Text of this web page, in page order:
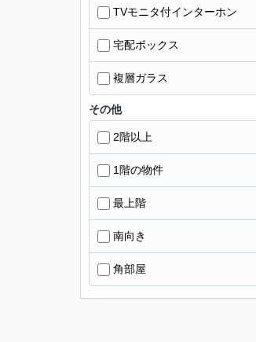
TVモニタ付インターホン
宅配ボックス
複層ガラス
その他
2階以上
1階の物件
最上階
南向き
角部屋